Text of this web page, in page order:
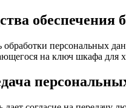
обеспечения
обработки персональных
на ключ шкафа для